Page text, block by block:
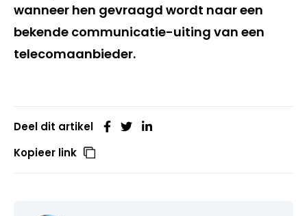
wanneer hen gevraagd wordt naar een
bekende communicatie-uiting van een
telecomaanbieder.
Deel dit artikel
Kopieer link